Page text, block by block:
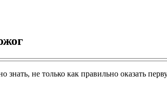
не только как правильно оказать